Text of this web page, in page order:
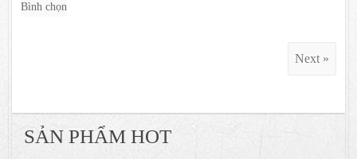
Bình chọn
Next »
SẢN PHẨM HOT